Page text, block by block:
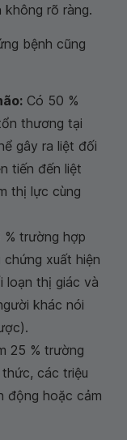
không rõ ràng.
bệnh cũng
Có 50 %
thương tại
gây ra liệt đối
tiến đến liệt
thị lực cùng
% trường hợp
xuất hiện
loạn thị giác và
khác nói
25 % trường
các triệu
động hoặc cảm